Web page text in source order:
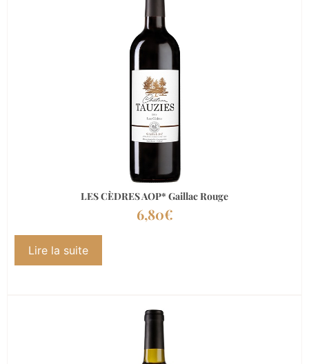
LES CÈDRES AOP* Gaillac Rouge
6,80€
Lire la suite